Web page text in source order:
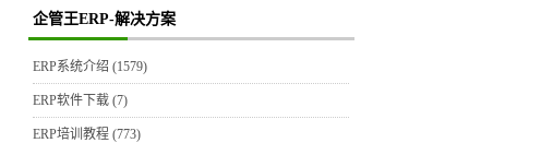
企管王ERP-解决方案
ERP系统介绍 (1579)
ERP软件下载 (7)
ERP培训教程 (773)